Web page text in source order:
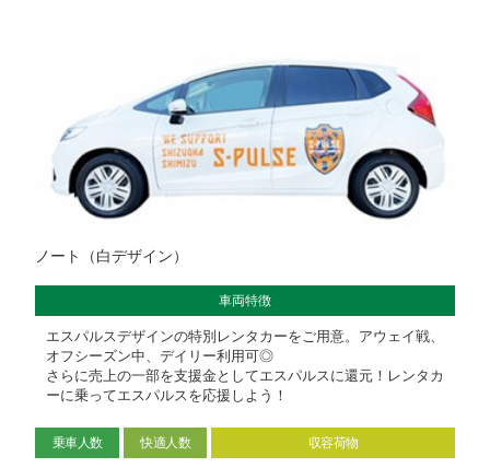
ノート（白デザイン）
車両特徴
エスパルスデザインの特別レンタカーをご用意。アウェイ戦、
オフシーズン中、デイリー利用可◎
さらに売上の一部を支援金としてエスパルスに還元！レンタカ
ーに乗ってエスパルスを応援しよう！
乗車人数 快適人数 収容荷物